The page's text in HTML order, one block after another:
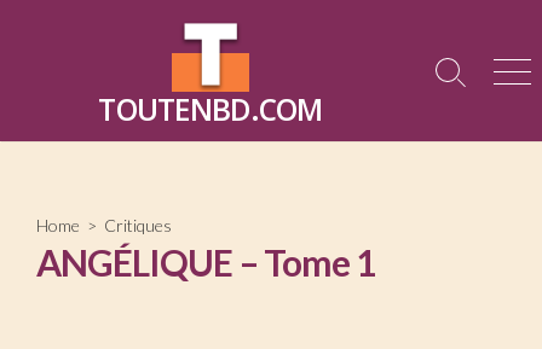
TOUTENBD.COM
Search
Home > Critiques
ANGÉLIQUE – Tome 1